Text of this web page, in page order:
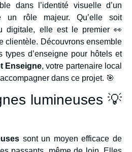
dans l’identité visuelle d’un
un rôle majeur. Qu’elle soit
digitale, elle est le premier 👀
clientèle. Découvrons ensemble
types d’enseigne pour hôtels et
Enseigne, votre partenaire local
dans ce projet. 🎯
lumineuses 💡
sont un moyen efficace de